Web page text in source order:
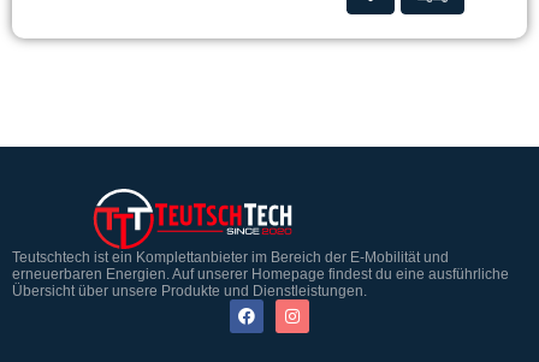
Teutschtech ist ein Komplettanbieter im Bereich der E-Mobilität und
erneuerbaren Energien. Auf unserer Homepage findest du eine ausführliche
Übersicht über unsere Produkte und Dienstleistungen.